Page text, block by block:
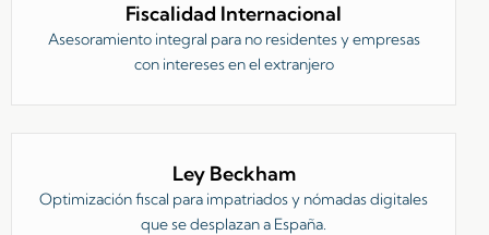
Fiscalidad Internacional
Asesoramiento integral para no residentes y empresas
con intereses en el extranjero
Ley Beckham
Optimización fiscal para impatriados y nómadas digitales
que se desplazan a España.